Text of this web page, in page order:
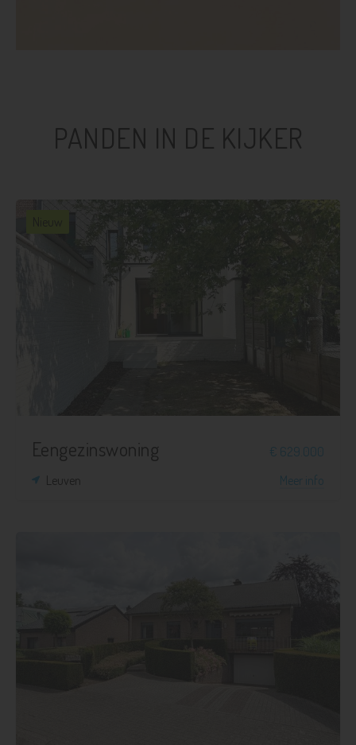
PANDEN IN DE KIJKER
121 m²
Eengezinswoning
€ 629.000
Leuven
Meer info